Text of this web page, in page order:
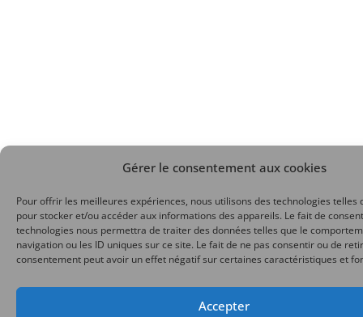
Gérer le consentement aux cookies
Pour offrir les meilleures expériences, nous utilisons des technologies telles
pour stocker et/ou accéder aux informations des appareils. Le fait de
technologies nous permettra de traiter des données telles que le
navigation ou les ID uniques sur ce site. Le fait de ne pas consentir ou de
consentement peut avoir un effet négatif sur certaines caractéristiques et
Accepter